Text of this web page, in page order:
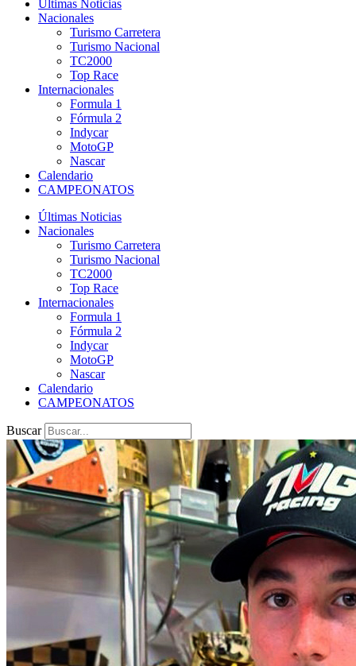
Últimas Noticias
Nacionales
Turismo Carretera
Turismo Nacional
TC2000
Top Race
Internacionales
Formula 1
Fórmula 2
Indycar
MotoGP
Nascar
Calendario
CAMPEONATOS
Últimas Noticias
Nacionales
Turismo Carretera
Turismo Nacional
TC2000
Top Race
Internacionales
Formula 1
Fórmula 2
Indycar
MotoGP
Nascar
Calendario
CAMPEONATOS
Buscar